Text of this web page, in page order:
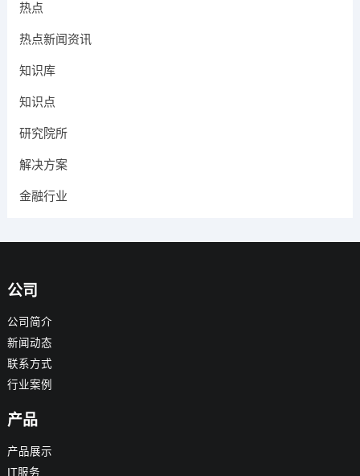
热点
热点新闻资讯
知识库
知识点
研究院所
解决方案
金融行业
公司
公司简介
新闻动态
联系方式
行业案例
产品
产品展示
IT服务